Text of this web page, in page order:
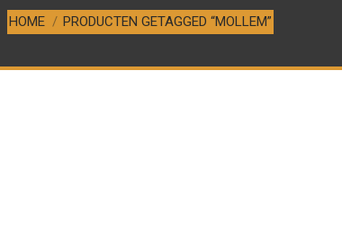
Je bent hier:
HOME PRODUCTEN GETAGGED “MOLLEM”